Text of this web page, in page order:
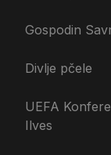
Gospodin
Divlje pčele
UEFA
Ilves